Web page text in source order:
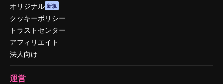
オリジナル 新規
クッキーポリシー
トラストセンター
アフィリエイト
法人向け
運営